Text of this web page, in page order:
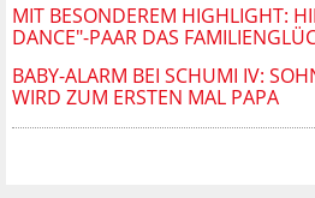
MIT BESONDEREM HIGHLIGHT:
ANCE"-PAAR DAS
BABY-ALARM BEI SCHUMI IV:
WIRD ZUM ERSTEN MAL PAPA